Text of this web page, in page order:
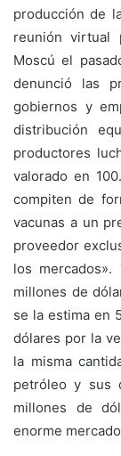
producción de
reunión virtual
Moscú el
denunció las
gobiernos y
distribución
productores
valorado en
compiten de
vacunas a un
proveedor
los mercados».
millones de
se la estima en
dólares por la
la misma
petróleo y sus
millones de
enorme